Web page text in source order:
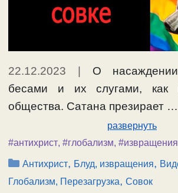
22.12.2023
О
бесами и их слугами, как
общества. Сатана презирает …
развернуть
#антихрист, #глобализм, #извращения
Рубрики
Антихрист, Блуд, извращения,
Глобализм, Перезагрузка, Совок